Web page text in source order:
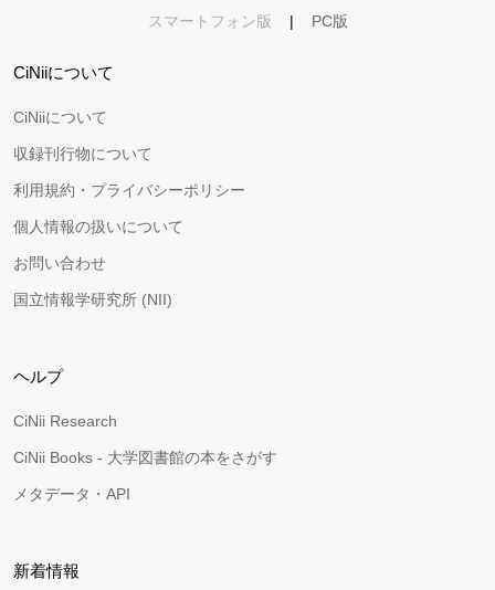
スマートフォン版 | PC版
CiNiiについて
CiNiiについて
収録刊行物について
利用規約・プライバシーポリシー
個人情報の扱いについて
お問い合わせ
国立情報学研究所 (NII)
ヘルプ
CiNii Research
CiNii Books - 大学図書館の本をさがす
メタデータ・API
新着情報